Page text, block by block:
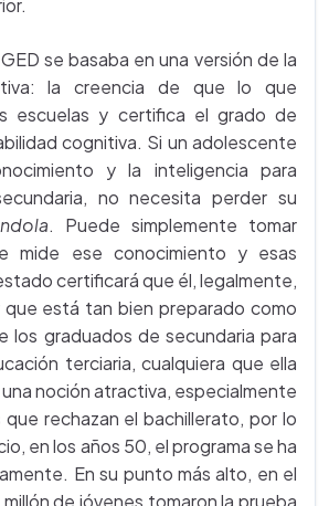
se basaba en una versión de la
la creencia de que lo que
escuelas y certifica el grado de
cognitiva. Si un adolescente
y la inteligencia para
no necesita perder su
. Puede simplemente tomar
mide ese conocimiento y esas
certificará que él, legalmente,
que está tan bien preparado como
los graduados de secundaria para
terciaria, cualquiera que ella
noción atractiva, especialmente
rechazan el bachillerato, por lo
en los años 50, el programa se ha
En su punto más alto, en el
de jóvenes tomaron la prueba